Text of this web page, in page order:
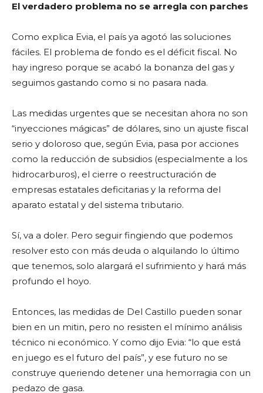
El verdadero problema no se arregla con parches
Como explica Evia, el país ya agotó las soluciones
fáciles. El problema de fondo es el déficit fiscal. No
hay ingreso porque se acabó la bonanza del gas y
seguimos gastando como si no pasara nada.
Las medidas urgentes que se necesitan ahora no son
“inyecciones mágicas” de dólares, sino un ajuste fiscal
serio y doloroso que, según Evia, pasa por acciones
como la reducción de subsidios (especialmente a los
hidrocarburos), el cierre o reestructuración de
empresas estatales deficitarias y la reforma del
aparato estatal y del sistema tributario.
Sí, va a doler. Pero seguir fingiendo que podemos
resolver esto con más deuda o alquilando lo último
que tenemos, solo alargará el sufrimiento y hará más
profundo el hoyo.
Entonces, las medidas de Del Castillo pueden sonar
bien en un mitin, pero no resisten el mínimo análisis
técnico ni económico. Y como dijo Evia: “lo que está
en juego es el futuro del país”, y ese futuro no se
construye queriendo detener una hemorragia con un
pedazo de gasa.